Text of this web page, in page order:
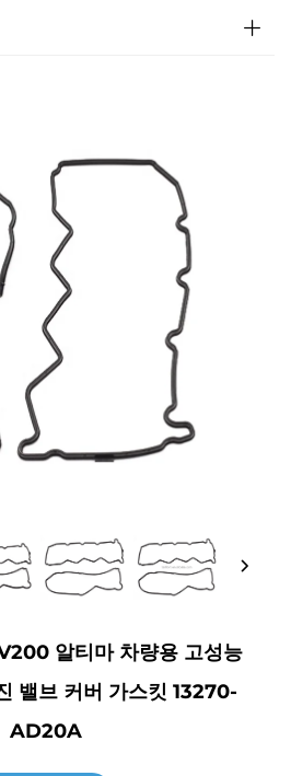
알티마 차량용 고성능
밸브 커버 가스킷 13270-
AD20A